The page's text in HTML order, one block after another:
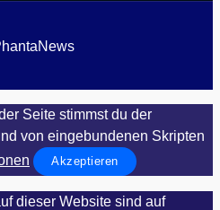
Seite stimmst du der
von eingebundenen Skripten
Akzeptieren
dieser Website sind auf